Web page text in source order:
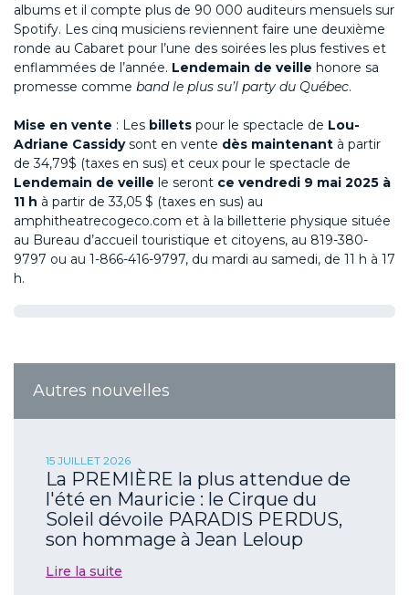
albums et il compte plus de 90 000 auditeurs mensuels sur
Spotify. Les cinq musiciens reviennent faire une deuxième
ronde au Cabaret pour l’une des soirées les plus festives et
enflammées de l’année. Lendemain de veille honore sa
promesse comme band le plus su’l party du Québec.
Mise en vente : Les billets pour le spectacle de Lou-
Adriane Cassidysont en vente dès maintenant à partir
de 34,79$ (taxes en sus) et ceux pour le spectacle de
Lendemain de veille le seront ce vendredi 9 mai 2025 à
11 h à partir de 33,05 $ (taxes en sus) au
amphitheatrecogeco.com et à la billetterie physique située
au Bureau d’accueil touristique et citoyens, au 819-380-
9797 ou au 1-866-416-9797, du mardi au samedi, de 11 h à 17
h.
Autres nouvelles
15 JUILLET 2026
La PREMIÈRE la plus attendue de
l'été en Mauricie : le Cirque du
Soleil dévoile PARADIS PERDUS,
son hommage à Jean Leloup
Lire la suite